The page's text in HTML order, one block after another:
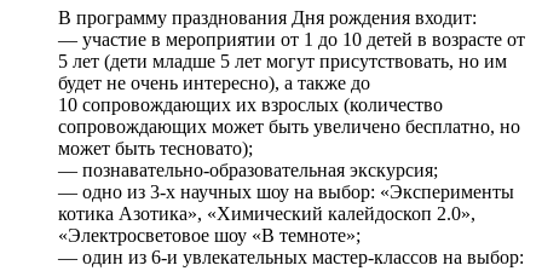
В программу празднования Дня рождения входит:
— участие в мероприятии от 1 до 10 детей в возрасте от
5 лет (дети младше 5 лет могут присутствовать, но им
будет не очень интересно), а также до
10 сопровождающих их взрослых (количество
сопровождающих может быть увеличено бесплатно, но
может быть тесновато);
— познавательно-образовательная экскурсия;
— одно из 3-х научных шоу на выбор: «Эксперименты
котика Азотика», «Химический калейдоскоп 2.0»,
«Электросветовое шоу «В темноте»;
— один из 6-и увлекательных мастер-классов на выбор: